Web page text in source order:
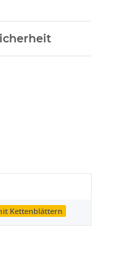
Kettenblättern